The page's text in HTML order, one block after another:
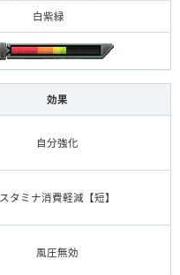
白紫緑
効果
自分強化
スタミナ消費軽減【短】
風圧無効